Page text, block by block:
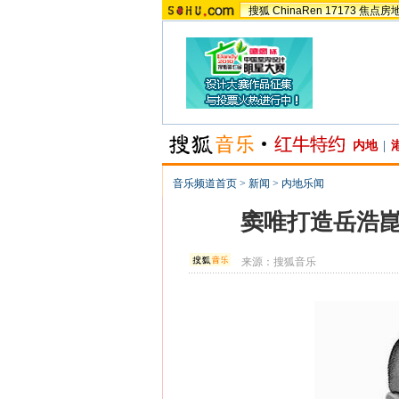
搜狐 ChinaRen 17173 焦点房
内地
音乐频道首页 > 新闻 > 内地乐闻
窦唯打造岳浩
来源：搜狐音乐